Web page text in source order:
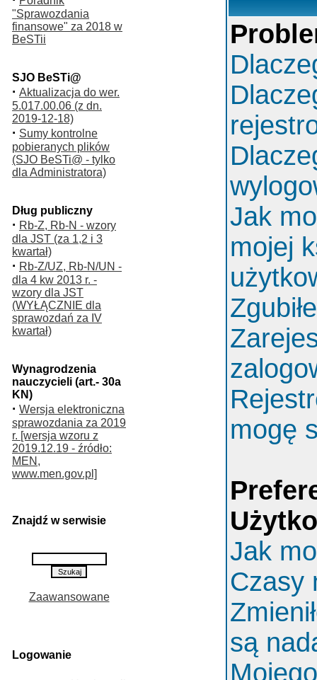
"Sprawozdania
finansowe" za 2018 w
BeSTii
SJO BeSTi@
· Aktualizacja do wer.
5.017.00.06 (z dn.
2019-12-18)
· Sumy kontrolne
pobieranych plików
(SJO BeSTi@ - tylko
dla Administratora)
Dług publiczny
· Rb-Z, Rb-N - wzory
dla JST (za 1,2 i 3
kwartał)
· Rb-Z/UZ, Rb-N/UN -
dla 4 kw 2013 r. -
wzory dla JST
(WYŁĄCZNIE dla
sprawozdań za IV
kwartał)
Wynagrodzenia
nauczycieli (art.- 30a
KN)
· Wersja elektroniczna
sprawozdania za 2019
r. [wersja wzoru z
2019.12.19 - źródło:
MEN,
www.men.gov.pl]
Znajdź w serwisie
Zaawansowane
Logowanie
Jak
mojej
mogę
Jak
Czasy
są